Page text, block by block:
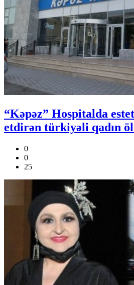
“Kəpəz” Hospitalda
etdirən türkiyəli qadın
0
0
25